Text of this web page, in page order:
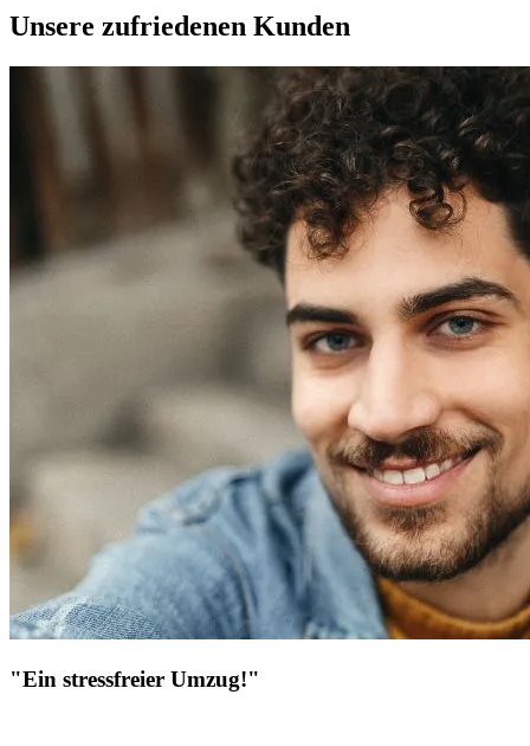
Unsere zufriedenen Kunden
"Ein stressfreier Umzug!"